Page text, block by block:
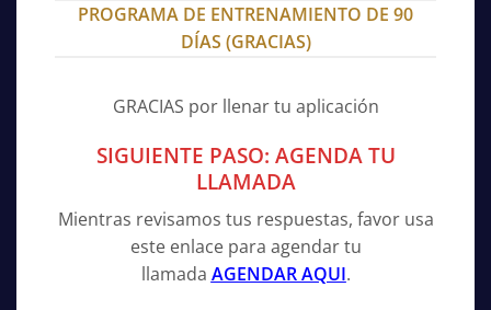
PROGRAMA DE ENTRENAMIENTO DE 90
DÍAS (GRACIAS)
GRACIAS por llenar tu aplicación
SIGUIENTE PASO: AGENDA TU
LLAMADA
Mientras revisamos tus respuestas, favor usa
este enlace para agendar tu
llamada AGENDAR AQUI.